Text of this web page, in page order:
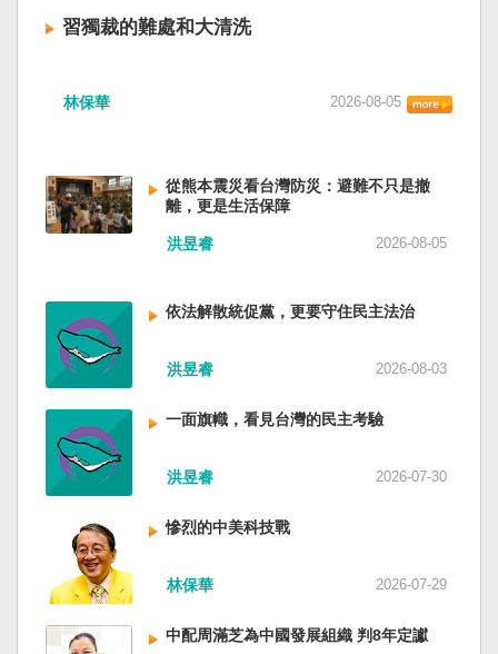
來台也是中國僑民或台灣新住民、新國民，而不
國民養成過程的教育被教導成一個虛構的大國，
北相連，四面海域環抱，是島嶼國度不是大陸國
家。 一九四五年八一五，台灣人在祖國的迷惘與
迷障中做了錯誤的選擇，不只造成台灣集體命運
好好建構我們尚未正常化的國家。台灣是小而
美、豐裕而堅強，在太平洋西南海域，一個閃亮
的國家。 中國啊！請獨立於台灣之外吧！如果在
意收拾「中華民國」這個你們立鑄為繼承之國碑
銘的國號，台灣也會尊重歷史，對殘餘中國做歷
史的了結，寫下句點。生活在台灣的人們應共同
起造一個對「中國」不構成侵權的新國家，開啟
歷史的新樂章。歷史不會重來，但提供教訓。
次彰顯這份聲明的立場，很榮幸代表台灣人民接
受IPAC的聲明，台灣會給予堅定的支持，共同捍
更透過跨國鎮壓手段，對世界各國人民進行政治
延」 賴清德表示，面對中國威權主義不斷擴張，
紅色恐怖正在世界各地蔓延，今年論壇主題聚焦
討論全球的民主韌性、灰帶侵擾的因應聯防，以
及非紅供應鏈的重塑，更加反映出台灣在國際社
任。 賴清德表示，當今台灣的民主成就受到國際
的肯定，面對中國「民促法」的威脅，台灣不會
接受統戰滲透和紅色恐怖、不會坐視中國將壓迫
黑手伸進台灣，或任何自由國家與地區。 賴清德
禦、責任分擔」，並將持續提升國防力量、強化
全社會防衛韌性，增進國際合作，凝聚最大的力
量，確保印太區域的和平穩定；台灣也將善用
AI、半導體、資通訊等高科技產業優勢，串聯民
主夥伴，一起打造「非紅供應鏈」，來強化經濟
韌性，讓彼此的國家更安全更繁榮。 最後，賴清
德說，台灣是民主自由的燈塔，也是印太和平的
重要基石，即使威權主義威脅及全球新興挑戰不
斷，台灣有堅定的意志，確保民主燈塔永明，自
由基石永固。
習獨裁的難處和大清洗
中全會。本來以為在七月上海的AI全球大會以
不見了，改為「加快、加強」。從奇技淫巧改為
「適應不同群體消費需求擴大優質供給」。顯然
七月中國官方的經濟數字，製造業採購經理人指
數PMI，由六月的五十．三％大幅滑落至四十九．
五十％榮枯線，加上非製造業和綜合PMI產出指數
三大核心指標同步跌穿榮枯線，習近平的梭哈
（孤注一擲）失敗，在會議文件上不得不兩處承
認「困難」。 一處是「有效應對各種外部衝擊和
的困難挑戰」。其後各段落所說的例如公平競
爭、就業、三農、天災等都是。而「常態化解決
企業帳款拖欠問題」，更暴露企業之間拖欠已經
是常態化。近三十年前的「三角債」是不是復活
了？企業發薪給員工當然也拖欠。 另外有兩處提
到「兜牢基層『三保』底線」和「抓好『一老一
小』服務保障」，社會保險系統也出了問題。 後
段有一句「推動各級領導幹部以更加昂揚向上的
精氣神，不斷創造高質量發展新業績」。不懂什
麼是「精氣神」，還以為是假文件，是新時代習
林保華 2026-08-05
從熊本震災看台灣防災：避難不只是撤
離，更是生活保障
洪昱睿 2026-08-05
依法解散統促黨，更要守住民主法治
洪昱睿 2026-08-03
一面旗幟，看見台灣的民主考驗
洪昱睿 2026-07-30
慘烈的中美科技戰
林保華 2026-07-29
中配周滿芝為中國發展組織 判8年定讞